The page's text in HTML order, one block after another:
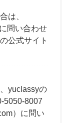
は、
問い合わせ
公式サイト
yuclassyの
5050-8007
）に問い